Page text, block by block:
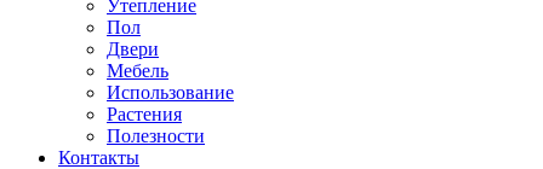
Утепление
Пол
Двери
Мебель
Использование
Растения
Полезности
Контакты